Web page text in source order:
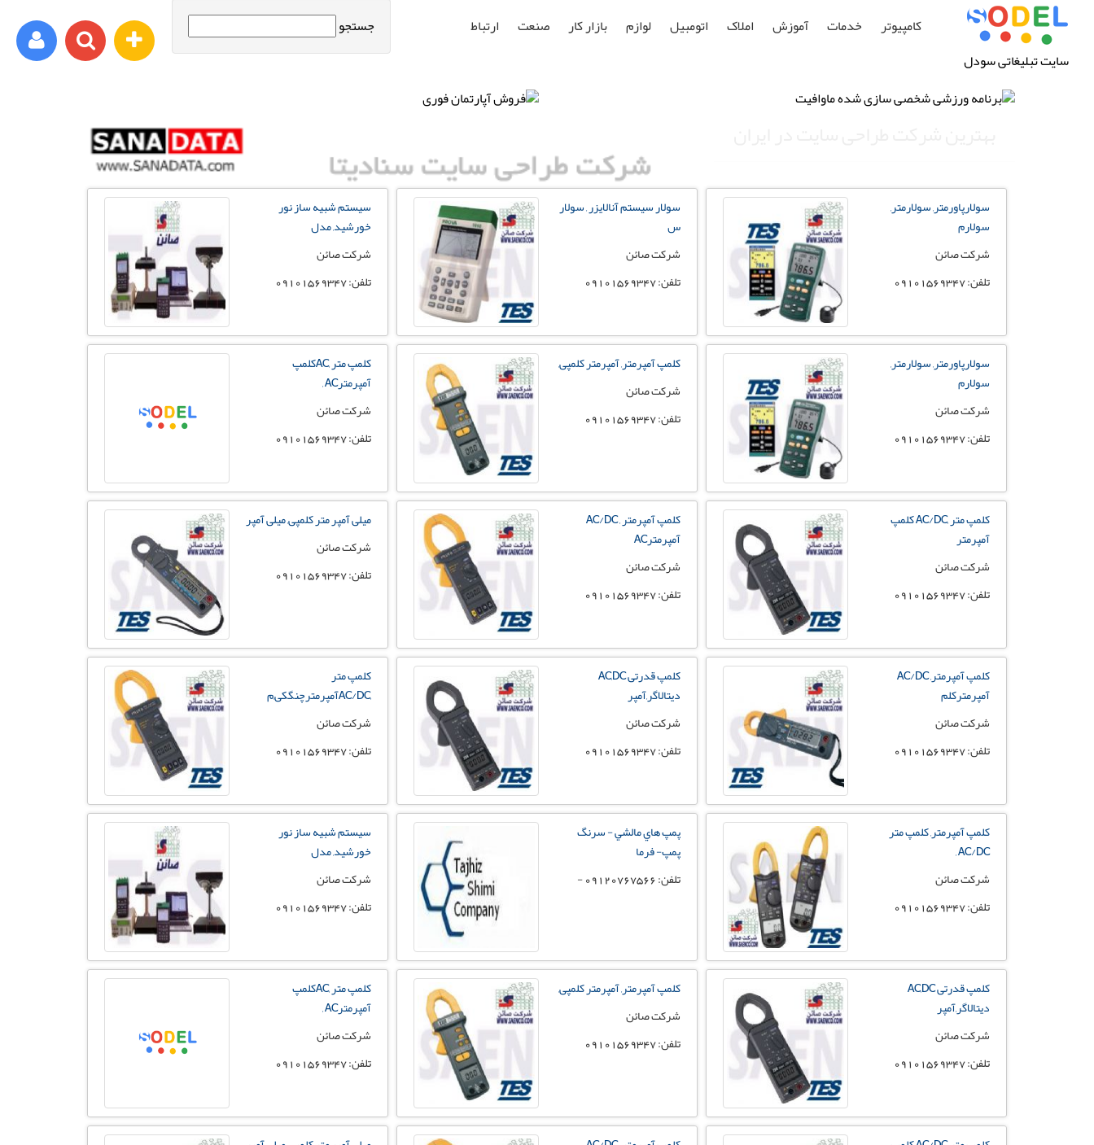
سایت تبلیغاتی سودل
کامپیوتر خدمات آموزش املاک اتومبیل لوازم بازار کار صنعت ارتباط
جستجو
برای مثال : xyz@yahoo.com
رمز عبور شما باید شامل حروف و اعداد باشد
ثبت نامفراموشی رمز عبور
سولارپاورمتر, سولارمتر,
سولارم
شرکت صائن
تلفن: 09101569347
سولار سیستم آنالایزر , سولار
س
شرکت صائن
تلفن: 09101569347
سیستم شبیه ساز نور
خورشید, مدل
شرکت صائن
تلفن: 09101569347
سولارپاورمتر, سولارمتر,
سولارم
شرکت صائن
تلفن: 09101569347
کلمپ آمپرمتر, آمپرمتر کلمپی,
شرکت صائن
تلفن: 09101569347
کلمپ متر ,ACکلمپ
آمپرمترAC ,
شرکت صائن
تلفن: 09101569347
کلمپ متر ,AC/DC کلمپ
آمپرمتر
شرکت صائن
تلفن: 09101569347
کلمپ آمپرمتر , AC/DC
آمپرمترAC
شرکت صائن
تلفن: 09101569347
میلی آمپر متر کلمپی, میلی آمپر
شرکت صائن
تلفن: 09101569347
کلمپ آمپرمتر, AC/DC
آمپرمترکلم
شرکت صائن
تلفن: 09101569347
کلمپ قدرتی AC,DC
دیتالاگر,آمپر
شرکت صائن
تلفن: 09101569347
کلمپ متر
,AC/DCآمپرمترچنگکی,م
شرکت صائن
تلفن: 09101569347
کلمپ آمپرمتر, کلمپ متر
AC/DC ,
شرکت صائن
تلفن: 09101569347
پمپ هاي مالشي - سرنگ
پمپ- فرما
تلفن: 09120767566 -
سیستم شبیه ساز نور
خورشید, مدل
شرکت صائن
تلفن: 09101569347
کلمپ قدرتی AC,DC
دیتالاگر,آمپر
شرکت صائن
تلفن: 09101569347
کلمپ آمپرمتر, آمپرمتر کلمپی,
شرکت صائن
تلفن: 09101569347
کلمپ متر ,ACکلمپ
آمپرمترAC ,
شرکت صائن
تلفن: 09101569347